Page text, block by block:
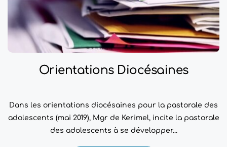
Orientations Diocésaines
Dans les orientations diocésaines pour la pastorale des
adolescents (mai 2019), Mgr de Kerimel, incite la pastorale
des adolescents à se développer...